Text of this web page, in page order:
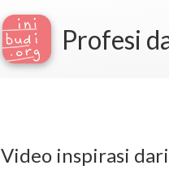
Profesi
Video inspirasi